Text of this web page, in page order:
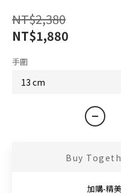
NT$2,380
NT$1,880
手圍
Buy
加購-精